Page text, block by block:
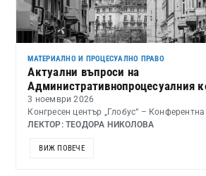
МАТЕРИАЛНО И ПРОЦЕСУАЛНО ПРАВО
Актуални въпроси на
Административнопроцесуалния
3 ноември 2026
Конгресен център „Глобус“ – Конферентна
ЛЕКТОР: ТЕОДОРА НИКОЛОВА
ВИЖ ПОВЕЧЕ